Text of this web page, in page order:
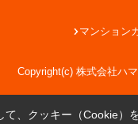
マンション
Copyright(c) 株式会社ハ
、クッキー（Cookie）